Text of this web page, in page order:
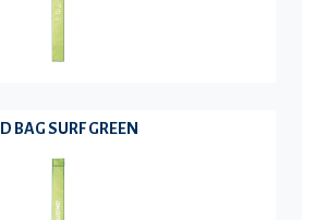
BAG SURF GREEN